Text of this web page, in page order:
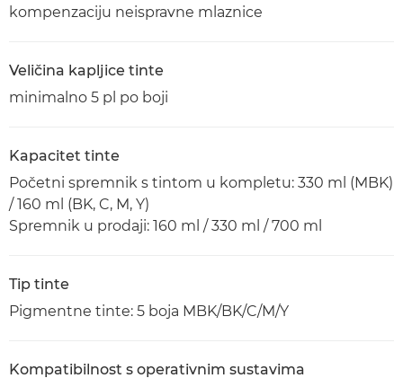
kompenzaciju neispravne mlaznice
Veličina kapljice tinte
minimalno 5 pl po boji
Kapacitet tinte
Početni spremnik s tintom u kompletu: 330 ml (MBK)
/ 160 ml (BK, C, M, Y)
Spremnik u prodaji: 160 ml / 330 ml / 700 ml
Tip tinte
Pigmentne tinte: 5 boja MBK/BK/C/M/Y
Kompatibilnost s operativnim sustavima